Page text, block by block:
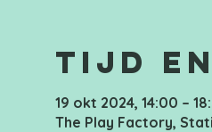
Tijd
19 okt 2024, 14:00 –
The Play Factory,